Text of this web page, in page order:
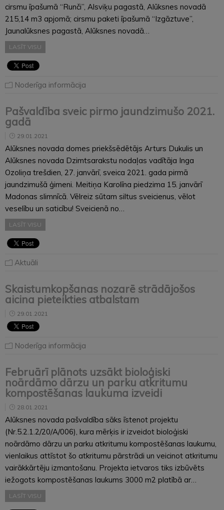
cirsmu īpašumā “Runči”, Alsviķu pagastā, Alūksnes novadā
215,14 m3 apjomā; cirsmu paketi īpašumā “Izgāztuve”,
Jaunalūksnes pagastā, Alūksnes novadā…
LASĪT VISU
Noderīga informācija
Pašvaldība sveic pirmo jaundzimušo 2021.
gadā
29.01.2021
Alūksnes novada domes priekšsēdētājs Arturs Dukulis un
Alūksnes novada Dzimtsarakstu nodaļas vadītāja Inga
Ozoliņa trešdien, 27. janvārī, sveica 2021. gada pirmā
jaundzimušā ģimeni. Meitiņa Karolīna piedzima 15. janvārī
Madonas slimnīcā. Vēlreiz sūtam siltus sveicienus, vēlot
veselību un saticību! Sveicienā no…
LASĪT VISU
Aktuāli
Skaistumkopšanas nozarē strādājošos
aicina pieteikties atbalstam
29.01.2021
Noderīga informācija
Februārī plānots uzsākt bioloģiski
noārdāmo dārzu un parku atkritumu
kompostēšanas laukuma izveidi
28.01.2021
Alūksnes novada pašvaldība sāks īstenot projektu
(Nr.5.2.1.2/20/A/006), kura mērķis ir izveidot bioloģiski
noārdāmo dārzu un parku atkritumu kompostēšanas laukumu,
vienlaikus attīstot šo atkritumu pārstrādi un veicinot atkritumu
vairākkārtēju izmantošanu. Projekta ietvaros tiks izbūvēts
iežogots kompostēšanas laukums 3000 m2 platībā ar…
LASĪT VISU